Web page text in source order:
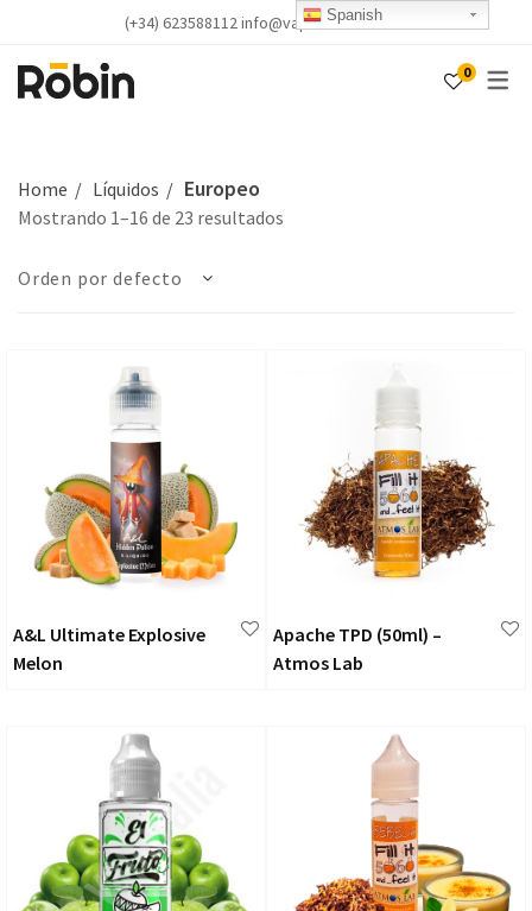
(+34) 623588112 info@vapealicante.com
0
Home Líquidos Europeo
Mostrando 1–16 de 23 resultados
Orden por defecto
A&L Ultimate Explosive
Melon
Apache TPD (50ml) –
Atmos Lab
Spanish